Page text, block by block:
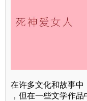
在许多文化和故事中
，但在一些文学作